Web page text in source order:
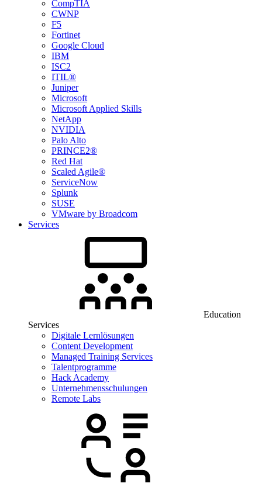
CompTIA
CWNP
F5
Fortinet
Google Cloud
IBM
ISC2
ITIL®
Juniper
Microsoft
Microsoft Applied Skills
NetApp
NVIDIA
Palo Alto
PRINCE2®
Red Hat
Scaled Agile®
ServiceNow
Splunk
SUSE
VMware by Broadcom
Services
Education
Services
Digitale Lernlösungen
Content Development
Managed Training Services
Talentprogramme
Hack Academy
Unternehmensschulungen
Remote Labs